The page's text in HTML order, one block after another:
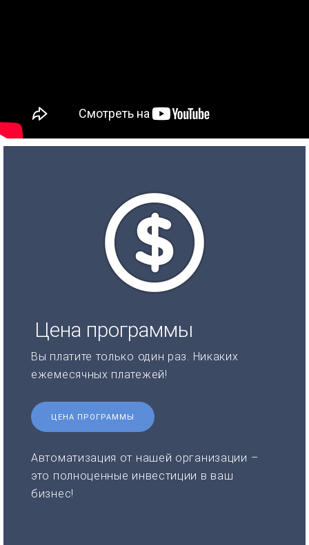
Цена программы
Вы платите только один раз. Никаких
ежемесячных платежей!
ЦЕНА ПРОГРАММЫ
Автоматизация от нашей организации –
это полноценные инвестиции в ваш
бизнес!